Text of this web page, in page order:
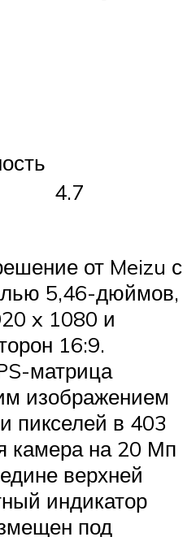
4.7
от Meizu с
5,46-дюймов,
x 1080 и
16:9.
матрица
изображением
пикселей в 403
камера на 20 Мп
верхней
индикатор
под